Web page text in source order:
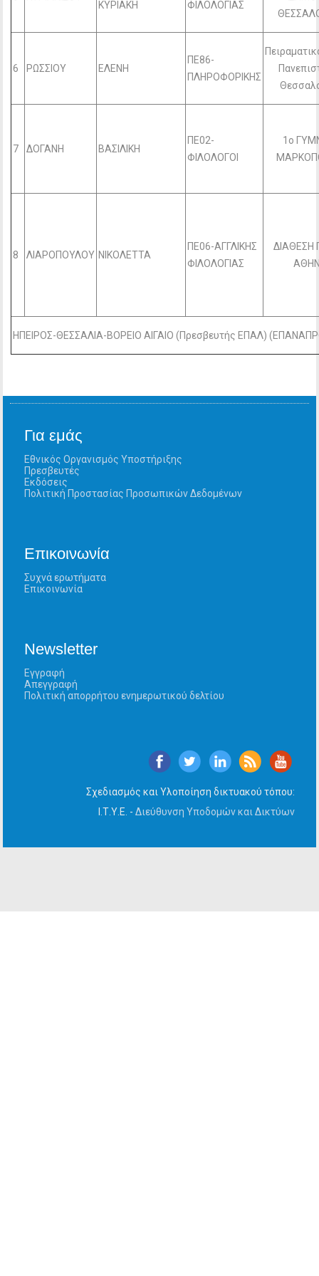
ΚΥΡΙΑΚΗ
ΦΙΛΟΛΟΓΙΑΣ
6 ΡΩΣΣΙΟΥ ΕΛΕΝΗ
ΠΕ86-
ΠΛΗΡΟΦΟΡΙΚΗΣ
7 ΔΟΓΑΝΗ ΒΑΣΙΛΙΚΗ
ΠΕ02-
ΦΙΛΟΛΟΓΟΙ
1ο
8 ΛΙΑΡΟΠΟΥΛΟΥ ΝΙΚΟΛΕΤΤΑ
ΠΕ06-ΑΓΓΛΙΚΗΣ
ΦΙΛΟΛΟΓΙΑΣ
ΔΙΑΘΕΣΗ
ΗΠΕΙΡΟΣ-ΘΕΣΣΑΛΙΑ-ΒΟΡΕΙΟ ΑΙΓΑΙΟ (Πρεσβευτής ΕΠΑΛ)
Για εμάς
Εθνικός Οργανισμός Υποστήριξης
Πρεσβευτές
Εκδόσεις
Πολιτική Προστασίας Προσωπικών Δεδομένων
Επικοινωνία
Συχνά ερωτήματα
Επικοινωνία
Newsletter
Εγγραφή
Απεγγραφή
Πολιτική απορρήτου ενημερωτικού δελτίου
Σχεδιασμός και Υλοποίηση δικτυακού τόπου:
Ι.Τ.Υ.Ε. - Διεύθυνση Υποδομών και Δικτύων